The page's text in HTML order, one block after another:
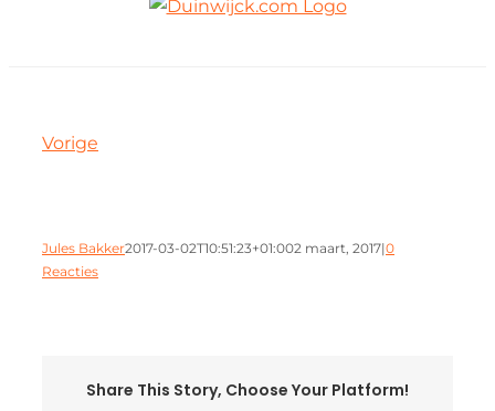
Vorige
Jules Bakker2017-03-02T10:51:23+01:002 maart, 2017|0
Reacties
Share This Story, Choose Your Platform!